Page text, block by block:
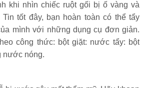
khi nhìn chiếc ruột gối bị ố vàng và
tốt đây, bạn hoàn toàn có thể tẩy
mình với những dụng cụ đơn giản.
công thức: bột giặt: nước tẩy: bột
nước nóng.